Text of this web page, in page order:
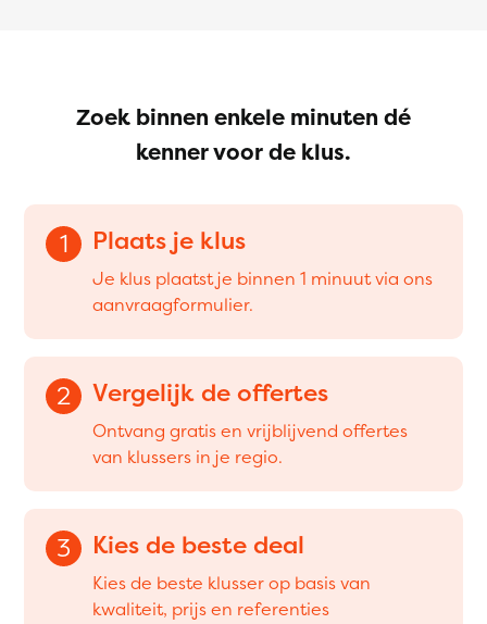
Zoek binnen enkele minuten dé
kenner voor de klus.
1 Plaats je klus
Je klus plaatst je binnen 1 minuut via ons
aanvraagformulier.
2 Vergelijk de offertes
Ontvang gratis en vrijblijvend offertes
van klussers in je regio.
3 Kies de beste deal
Kies de beste klusser op basis van
kwaliteit, prijs en referenties